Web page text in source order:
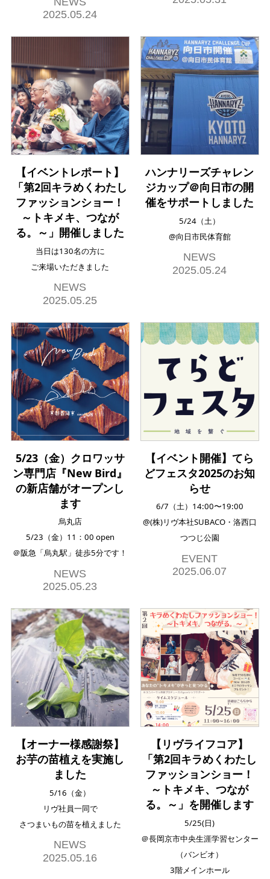
2025.05.24
【イベントレポート】
「第2回キラめくわたし
ファッションショー！
～トキメキ、つなが
る。～」開催しました
当日は130名の方に
ご来場いただきました
NEWS
2025.05.25
ハンナリーズチャレン
ジカップ＠向日市の開
催をサポートしました
5/24（土）
@向日市民体育館
NEWS
2025.05.24
5/23（金）クロワッサ
ン専門店『New Bird』
の新店舗がオープンし
ます
烏丸店
5/23（金）11：00 open
＠阪急「烏丸駅」徒歩5分です！
NEWS
2025.05.23
【イベント開催】てら
どフェスタ2025のお知
らせ
6/7（土）14:00〜19:00
@(株)リヴ本社SUBACO・洛西口
つつじ公園
EVENT
2025.06.07
【オーナー様感謝祭】
お芋の苗植えを実施し
ました
5/16（金）
リヴ社員一同で
さつまいもの苗を植えました
NEWS
2025.05.16
【リヴライフコア】
「第2回キラめくわたし
ファッションショー！
～トキメキ、つなが
る。～」を開催します
5/25(日)
＠長岡京市中央生涯学習センター
（バンビオ）
3階メインホール